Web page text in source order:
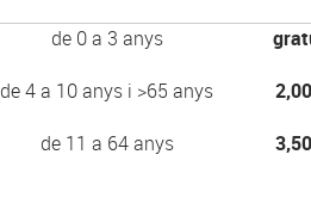
de 0 a 3 anys
de 4 a 10 anys i >65 anys
de 11 a 64 anys